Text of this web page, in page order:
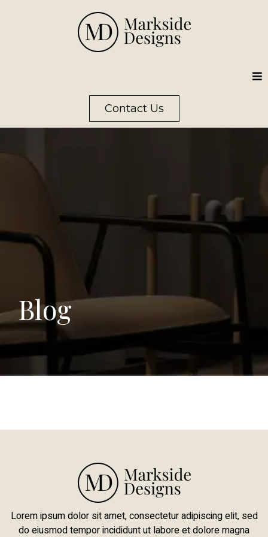
Contact Us
Blog
Lorem ipsum dolor sit amet, consectetur adipiscing elit, sed
do eiusmod tempor incididunt ut labore et dolore magna